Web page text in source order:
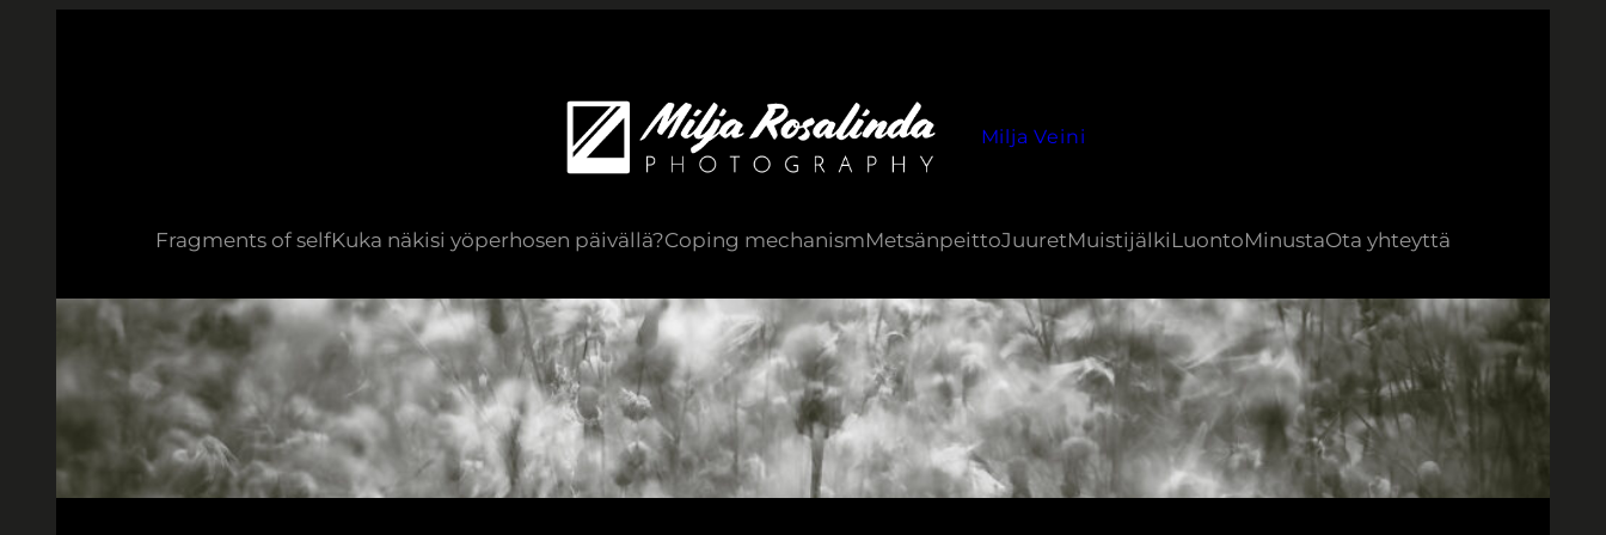
Milja Veini
Fragments of selfKuka näkisi yöperhosen päivällä?Coping mechanismMetsänpeittoJuuretMuistijälki LuontoMinustaOta yhteyttä